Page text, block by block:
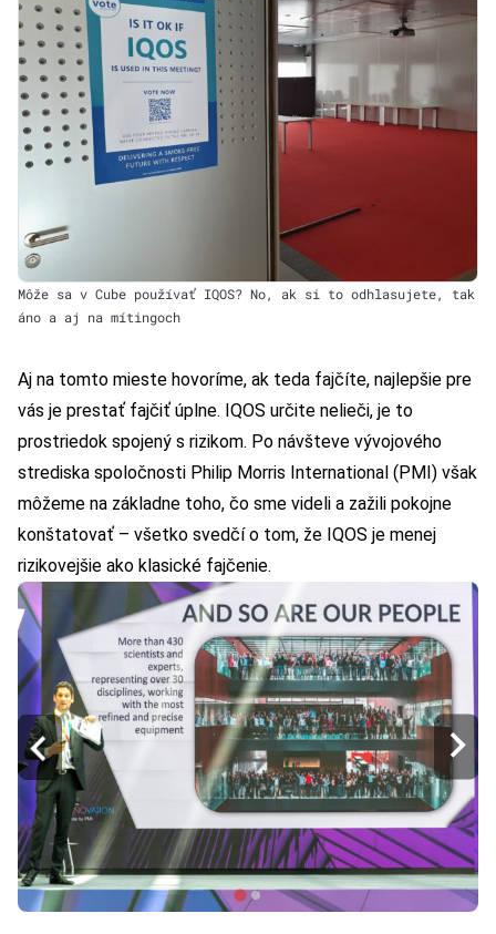
Môže sa v Cube používať IQOS? No, ak si to odhlasujete, tak
áno a aj na mítingoch
Aj na tomto mieste hovoríme, ak teda fajčíte, najlepšie pre
vás je prestať fajčiť úplne. IQOS určite nelieči, je to
prostriedok spojený s rizikom. Po návšteve vývojového
strediska spoločnosti Philip Morris International (PMI) však
môžeme na základne toho, čo sme videli a zažili pokojne
konštatovať – všetko svedčí o tom, že IQOS je menej
rizikovejšie ako klasické fajčenie.